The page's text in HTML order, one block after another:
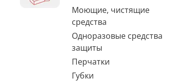
Моющие, чистящие
средства
Одноразовые средства
защиты
Перчатки
Губки